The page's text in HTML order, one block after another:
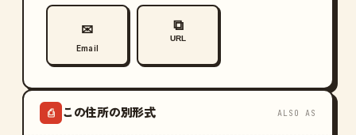
✉
Email
⧉
URL
⎙ この住所の別形式 ALSO AS